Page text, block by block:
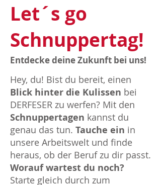
Let´s go
Schnuppertag!
Entdecke deine Zukunft bei uns!
Hey, du! Bist du bereit, einen
Blick hinter die Kulissen bei
DERFESER zu werfen? Mit den
Schnuppertagen kannst du
genau das tun. Tauche ein in
unsere Arbeitswelt und finde
heraus, ob der Beruf zu dir passt.
Worauf wartest du noch?
Starte gleich durch zum